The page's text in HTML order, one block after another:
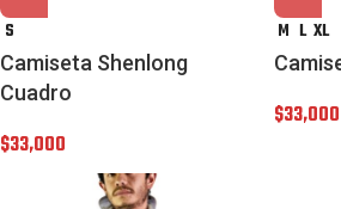
S
Camiseta Shenlong
Cuadro
$33,000
M L XL
$33,000